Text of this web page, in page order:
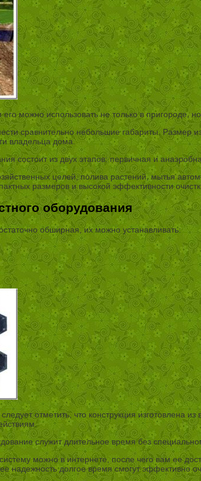
его можно использовать не только в
сравнительно небольшие габариты. Размер
владельца дома.
состоит из двух этапов: первичная и
целей, полива растений, мытья
размеров и высокой эффективности
оборудования
обширная, их можно устанавливать:
отметить, что конструкция изготовлена
служит длительное время без
можно в интернете, после чего вам ее
надежность долгое время смогут эффективно